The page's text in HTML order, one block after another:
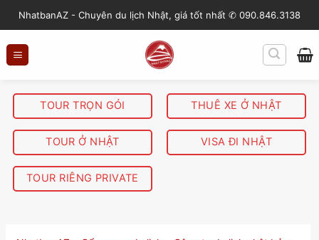
NhatbanAZ - Chuyên du lịch Nhật, giá tốt nhất ✆ 090.846.3138
TOUR TRỌN GÓI
TOUR Ở NHẬT
TOUR RIÊNG PRIVATE
THUÊ XE Ở NHẬT
VISA ĐI NHẬT